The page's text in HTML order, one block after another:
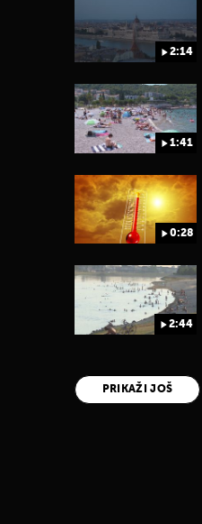
2:14
1:41
0:28
2:44
PRIKAŽI JOŠ